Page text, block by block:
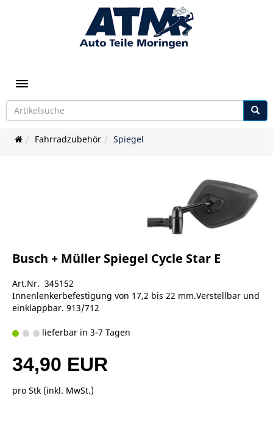
Toggle navigation
Fahrradzubehör Spiegel
Busch + Müller Spiegel Cycle Star E
Art.Nr. 345152
Innenlenkerbefestigung von 17,2 bis 22 mm.Verstellbar und
einklappbar. 913/712
lieferbar in 3-7 Tagen
34,90 EUR
pro Stk (inkl. MwSt.)